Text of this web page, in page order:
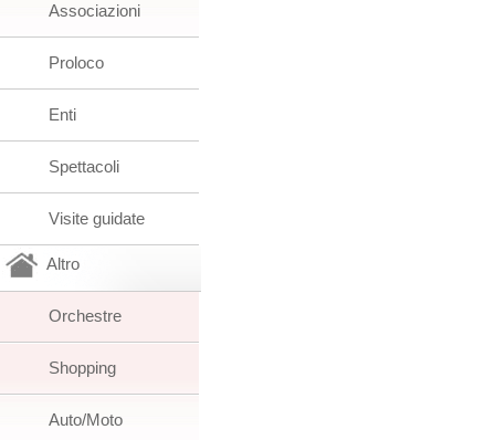
Associazioni
Proloco
Enti
Spettacoli
Visite guidate
Altro
Orchestre
Shopping
Auto/Moto